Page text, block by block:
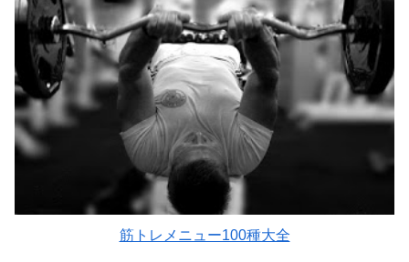
筋トレメニュー100種大全